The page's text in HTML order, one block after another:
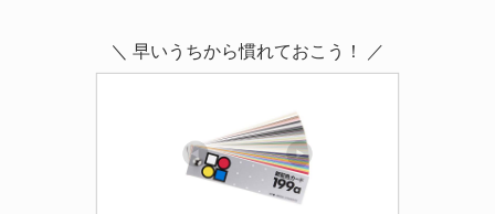
＼ 早いうちから慣れておこう！ ／